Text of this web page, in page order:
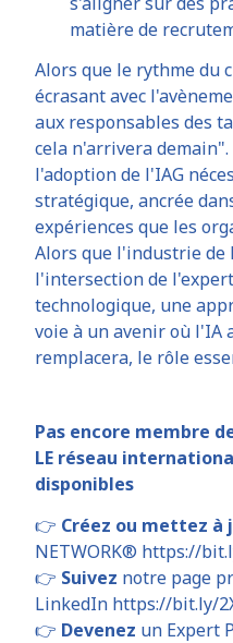
matière de
Alors que le rythme du
écrasant avec
aux responsables des
cela n'arrivera
l'adoption de l'IAG
stratégique, ancrée
expériences que les
Alors que l'industrie de
l'intersection de
technologique, une
voie à un avenir où l'IA
remplacera, le rôle
Pas encore membre
LE réseau
disponibles
👉 Créez ou mettez à
NETWORK® https://
👉 Suivez notre page
LinkedIn https://bit.ly/
👉 Devenez un Expert